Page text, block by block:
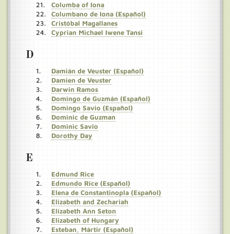
Columba of Iona
Columbano de Iona (Español)
Cristóbal Magallanes
Cyprian Michael Iwene Tansi
D
Damián de Veuster (Español)
Damien de Veuster
Darwin Ramos
Domingo de Guzmán (Español)
Domingo Savio (Español)
Dominic de Guzman
Dominic Savio
Dorothy Day
E
Edmund Rice
Edmundo Rice (Español)
Elena de Constantinopla (Español)
Elizabeth and Zechariah
Elizabeth Ann Seton
Elizabeth of Hungary
Esteban, Mártir (Español)